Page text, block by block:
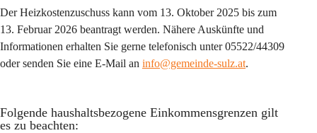
Der Heizkostenzuschuss kann vom 13. Oktober 2025 bis zum
13. Februar 2026 beantragt werden. Nähere Auskünfte und
Informationen erhalten Sie gerne telefonisch unter 05522/44309
oder senden Sie eine E-Mail an info@gemeinde-sulz.at.
Folgende haushaltsbezogene Einkommensgrenzen gilt
es zu beachten: